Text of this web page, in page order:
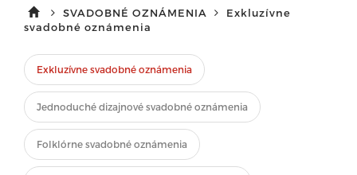
SVADOBNÉ OZNÁMENIA
Exkluzívne
svadobné oznámenia
Exkluzívne svadobné oznámenia
Jednoduché dizajnové svadobné oznámenia
Folklórne svadobné oznámenia